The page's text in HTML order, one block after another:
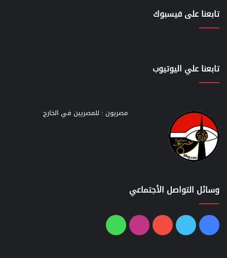
تابعنا على فيسبوك
تابعنا علي اليوتيوب
مصريون : للمصريين في الخارج
وسائل التواصل الأجتماعي
فيسبوك
تويتر يوتيوبانستقرامواتساب